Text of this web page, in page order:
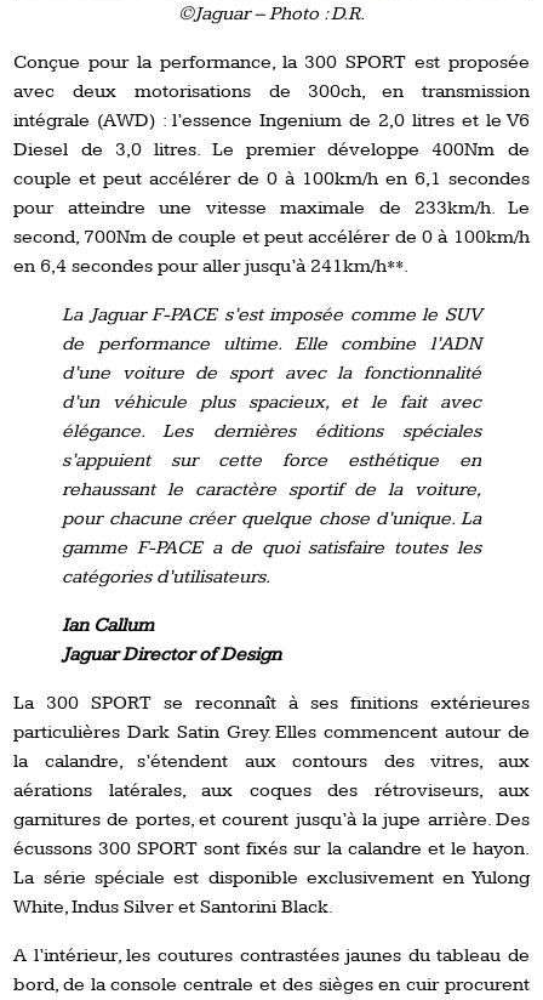
©Jaguar – Photo : D.R.
Conçue pour la performance, la 300 SPORT est proposée
avec deux motorisations de 300ch, en transmission
intégrale (AWD) : l’essence Ingenium de 2,0 litres et le V6
Diesel de 3,0 litres. Le premier développe 400Nm de
couple et peut accélérer de 0 à 100km/h en 6,1 secondes
pour atteindre une vitesse maximale de 233km/h. Le
second, 700Nm de couple et peut accélérer de 0 à 100km/h
en 6,4 secondes pour aller jusqu’à 241km/h**.
La Jaguar F-PACE s’est imposée comme le SUV
de performance ultime. Elle combine l’ADN
d’une voiture de sport avec la fonctionnalité
d’un véhicule plus spacieux, et le fait avec
élégance. Les dernières éditions spéciales
s’appuient sur cette force esthétique en
rehaussant le caractère sportif de la voiture,
pour chacune créer quelque chose d’unique. La
gamme F-PACE a de quoi satisfaire toutes les
catégories d’utilisateurs.
Ian Callum
Jaguar Director of Design
La 300 SPORT se reconnaît à ses finitions extérieures
particulières Dark Satin Grey. Elles commencent autour de
la calandre, s’étendent aux contours des vitres, aux
aérations latérales, aux coques des rétroviseurs, aux
garnitures de portes, et courent jusqu’à la jupe arrière. Des
écussons 300 SPORT sont fixés sur la calandre et le hayon.
La série spéciale est disponible exclusivement en Yulong
White, Indus Silver et Santorini Black.
A l’intérieur, les coutures contrastées jaunes du tableau de
bord, de la console centrale et des sièges en cuir procurent